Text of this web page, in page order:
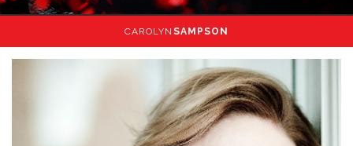
CAROLYNSAMPSON